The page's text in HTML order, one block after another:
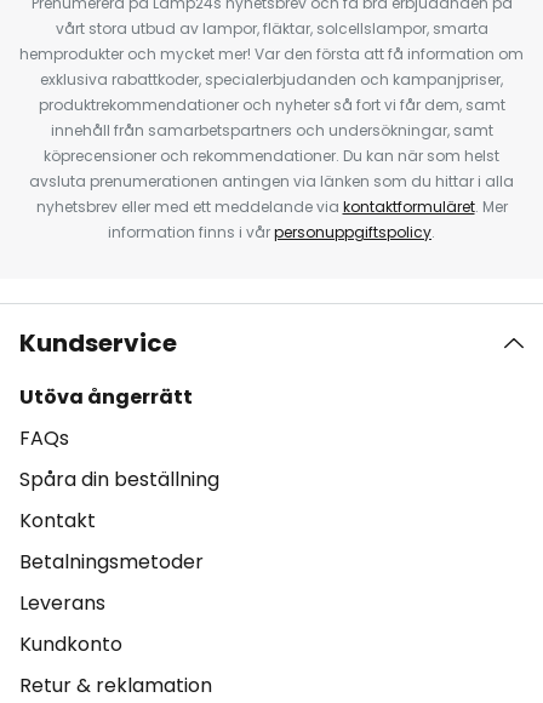
vårt stora utbud av lampor, fläktar, solcellslampor, smarta
hemprodukter och mycket mer! Var den första att få information om
exklusiva rabattkoder, specialerbjudanden och kampanjpriser,
produktrekommendationer och nyheter så fort vi får dem, samt
innehåll från samarbetspartners och undersökningar, samt
köprecensioner och rekommendationer. Du kan när som helst
avsluta prenumerationen antingen via länken som du hittar i alla
nyhetsbrev eller med ett meddelande via kontaktformuläret. Mer
information finns i vårpersonuppgiftspolicy.
Kundservice
Utöva ångerrätt
FAQs
Spåra din beställning
Kontakt
Betalningsmetoder
Leverans
Kundkonto
Retur & reklamation